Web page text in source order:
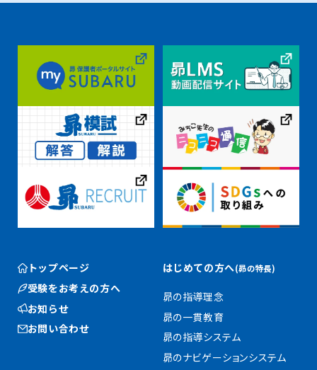
トップページ
受験をお考えの方へ
お知らせ
お問い合わせ
はじめての方へ(昴の特長)
昴の指導理念
昴の一貫教育
昴の指導システム
昴のナビゲーションシステム